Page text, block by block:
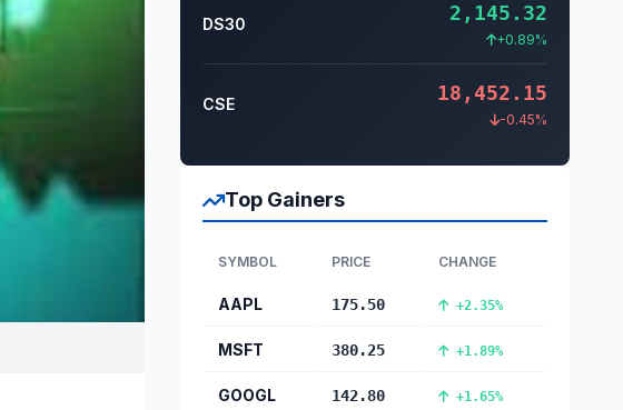
DS30 2,145.32
+0.89%
CSE 18,452.15
-0.45%
Top Gainers
SYMBOL PRICE CHANGE
AAPL 175.50 +2.35%
MSFT 380.25 +1.89%
GOOGL 142.80 +1.65%